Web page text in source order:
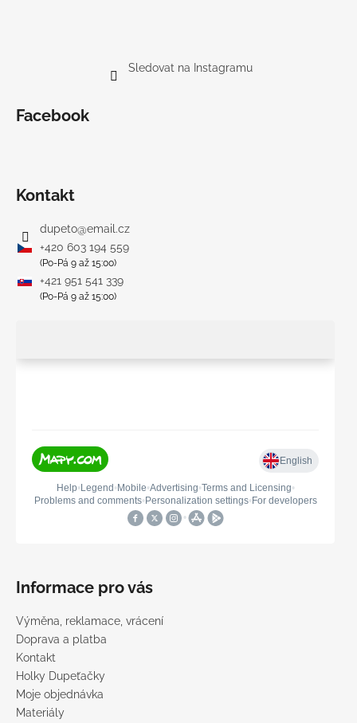
Sledovat na Instagramu
Facebook
Kontakt
dupeto@email.cz
+420 603 194 559
(Po-Pá 9 až 15:00)
+421 951 541 339
(Po-Pá 9 až 15:00)
Informace pro vás
Výměna, reklamace, vrácení
Doprava a platba
Kontakt
Holky Dupeťačky
Moje objednávka
Materiály